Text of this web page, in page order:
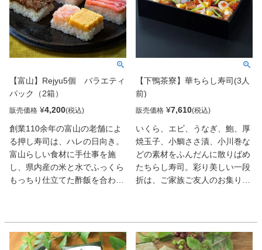
写真は盛付参考例です。付け合
わせ等は商品に含まれません。
※パッケージのデザインは変更
になる場合がございます。
【富山】Rejyu5個 バラエティ
パック（2箱）
販売価格 ¥4,200
創業110余年の富山の老舗によ
る押し寿司は、ハレの日向き。
富山らしい食材に手仕事を施
し、県内産の米と水でふっくら
もっちり仕立てた酢飯を合わせ
き」など5種セット。
【下鴨茶寮】華ちらし寿司(3人
前)
販売価格 ¥7,610
いくら、エビ、うなぎ、鮑、厚
焼玉子、小鯛ささ漬、小川巻な
どの素材をふんだんに散りばめ
たちらし寿司。彩り美しい一段
折は、ご家族ご友人のお集りや
鴨茶寮謹製「華ちらし寿司」
を、おもてなし料理としてご家